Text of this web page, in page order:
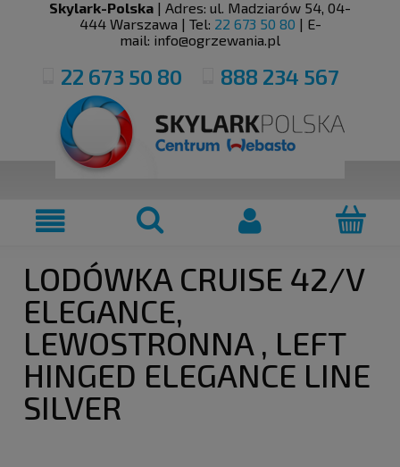
Skylark-Polska | Adres: ul. Madziarów 54, 04-
444 Warszawa | Tel: 22 673 50 80 | E-
mail: info@ogrzewania.pl
22 673 50 80 888 234 567
LODÓWKA CRUISE 42/V
ELEGANCE,
LEWOSTRONNA , LEFT
HINGED ELEGANCE LINE
SILVER